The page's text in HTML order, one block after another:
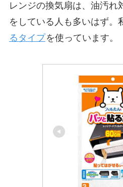
レンジの換気扇は、油汚れ
をしている人も多いはず。
るタイプを使っています。